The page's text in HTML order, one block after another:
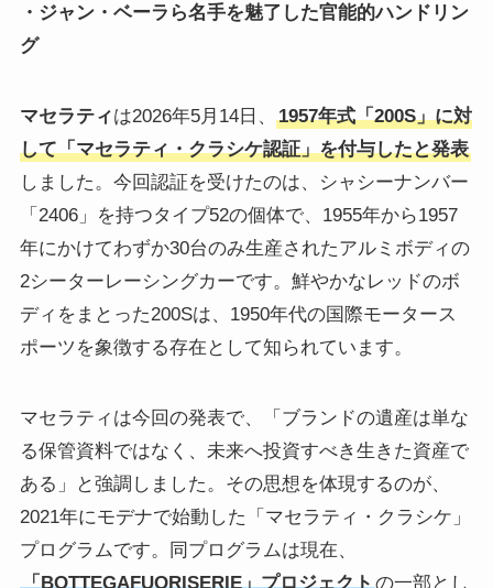
・ジャン・ベーラら名手を魅了した官能的ハンドリン
グ
マセラティは2026年5月14日、
1957年式「200S」に対
して「マセラティ・クラシケ認証」を付与したと発表
しました。今回認証を受けたのは、シャシーナンバー
「2406」を持つタイプ52の個体で、1955年から1957
年にかけてわずか30台のみ生産されたアルミボディの
2シーターレーシングカーです。鮮やかなレッドのボ
ディをまとった200Sは、1950年代の国際モータース
ポーツを象徴する存在として知られています。
マセラティは今回の発表で、「ブランドの遺産は単な
る保管資料ではなく、未来へ投資すべき生きた資産で
ある」と強調しました。その思想を体現するのが、
2021年にモデナで始動した「マセラティ・クラシケ」
プログラムです。同プログラムは現在、
「BOTTEGAFUORISERIE」プロジェクトの一部とし